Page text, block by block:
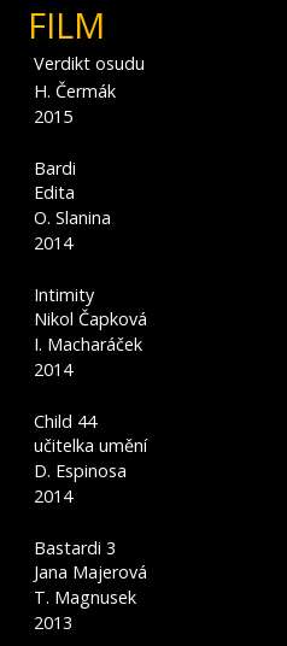
FILM
Verdikt osudu
H. Čermák
2015
Bardi
Edita
O. Slanina
2014
Intimity
Nikol Čapková
I. Macharáček
2014
Child 44
učitelka umění
D. Espinosa
2014
Bastardi 3
Jana Majerová
T. Magnusek
2013